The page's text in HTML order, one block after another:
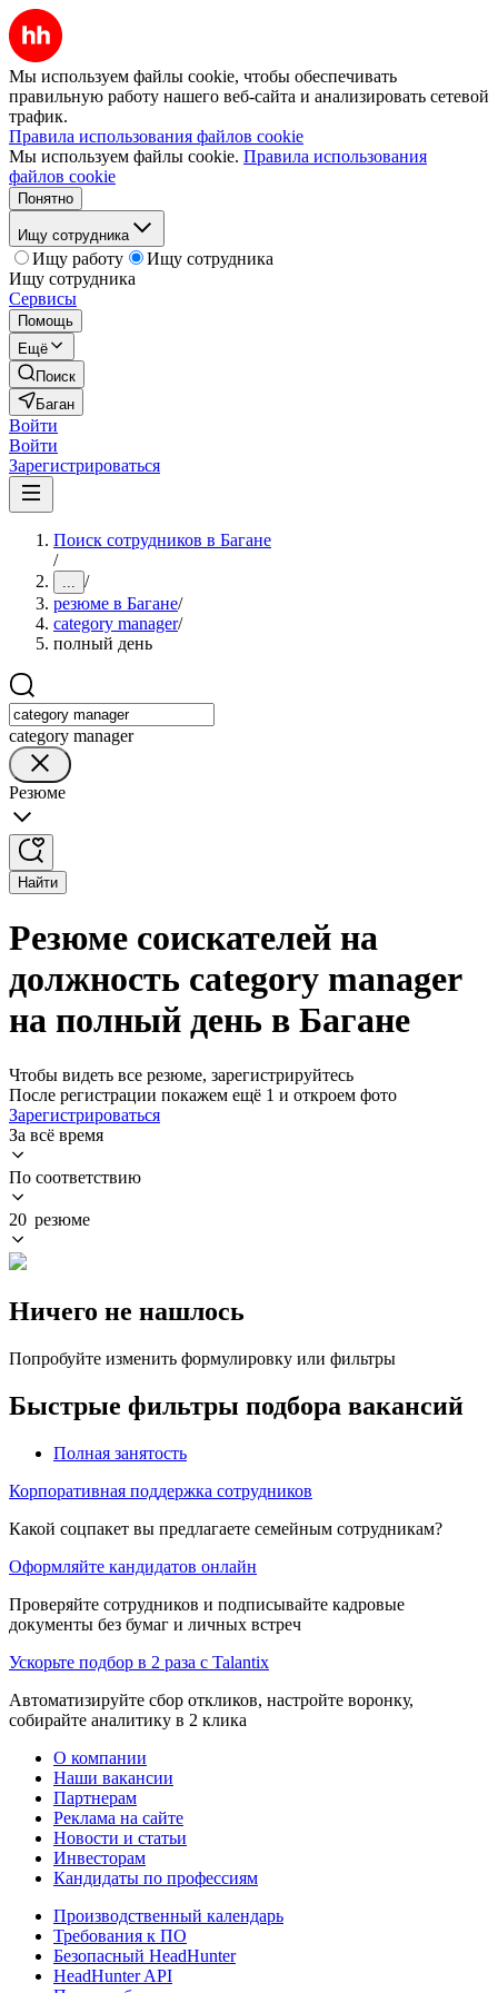
Мы используем файлы cookie, чтобы обеспечивать
правильную работу нашего веб-сайта и анализировать сетевой
трафик.
Правила использования файлов cookie
Мы используем файлы cookie. Правила использования
файлов cookie
Понятно
Ищу сотрудника
Ищу работу
Ищу сотрудника
Ищу сотрудника
Сервисы
Помощь
Ещё
Поиск
Баган
Войти
Войти
Зарегистрироваться
Поиск сотрудников в Багане
/
... /
резюме в Багане/
category manager/
полный день
category manager
Резюме
Найти
Резюме соискателей на
должность category manager
на полный день в Багане
Чтобы видеть все резюме, зарегистрируйтесь
После регистрации покажем ещё 1 и откроем фото
Зарегистрироваться
За всё время
По соответствию
20 резюме
Ничего не нашлось
Попробуйте изменить формулировку или фильтры
Быстрые фильтры подбора вакансий
Полная занятость
Корпоративная поддержка сотрудников
Какой соцпакет вы предлагаете семейным сотрудникам?
Оформляйте кандидатов онлайн
Проверяйте сотрудников и подписывайте кадровые
документы без бумаг и личных встреч
Ускорьте подбор в 2 раза с Talantix
Автоматизируйте сбор откликов, настройте воронку,
собирайте аналитику в 2 клика
О компании
Наши вакансии
Партнерам
Реклама на сайте
Новости и статьи
Инвесторам
Кандидаты по профессиям
Производственный календарь
Требования к ПО
Безопасный HeadHunter
HeadHunter API